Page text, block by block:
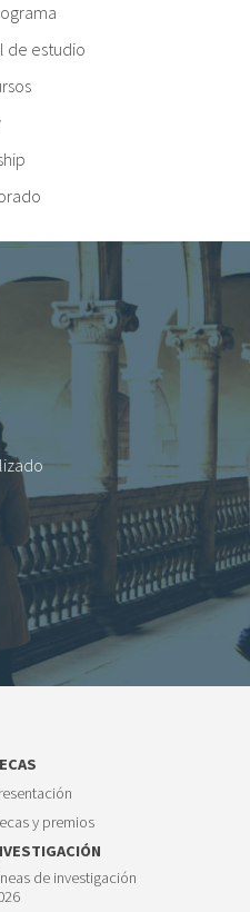
de estudio
y premios
de investigación